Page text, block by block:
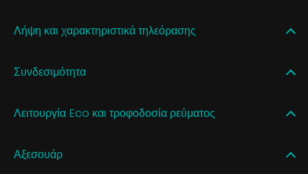
Λήψη και χαρακτηριστικά τηλεόρασης
Συνδεσιμότητα
Λειτουργία Eco και τροφοδοσία ρεύματος
Αξεσουάρ